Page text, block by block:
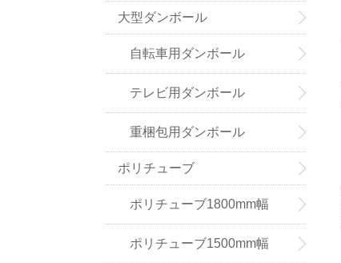
大型ダンボール
自転車用ダンボール
テレビ用ダンボール
重梱包用ダンボール
ポリチューブ
ポリチューブ1800mm幅
ポリチューブ1500mm幅